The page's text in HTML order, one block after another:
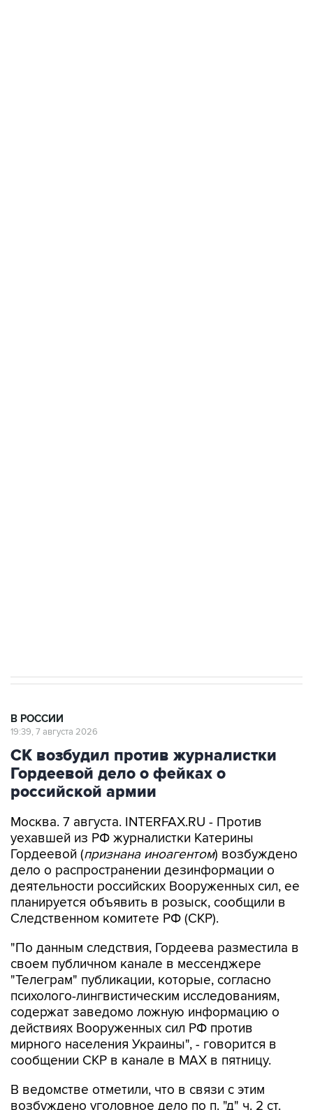
В РОССИИ
19:39, 7 августа 2026
СК возбудил против журналистки
Гордеевой дело о фейках о
российской армии
Москва. 7 августа. INTERFAX.RU - Против
уехавшей из РФ журналистки Катерины
Гордеевой (признана иноагентом) возбуждено
дело о распространении дезинформации о
деятельности российских Вооруженных сил, ее
планируется объявить в розыск, сообщили в
Следственном комитете РФ (СКР).
"По данным следствия, Гордеева разместила в
своем публичном канале в мессенджере
"Телеграм" публикации, которые, согласно
психолого-лингвистическим исследованиям,
содержат заведомо ложную информацию о
действиях Вооруженных сил РФ против
мирного населения Украины", - говорится в
сообщении СКР в канале в MAX в пятницу.
В ведомстве отметили, что в связи с этим
возбуждено уголовное дело по п. "д" ч. 2 ст.